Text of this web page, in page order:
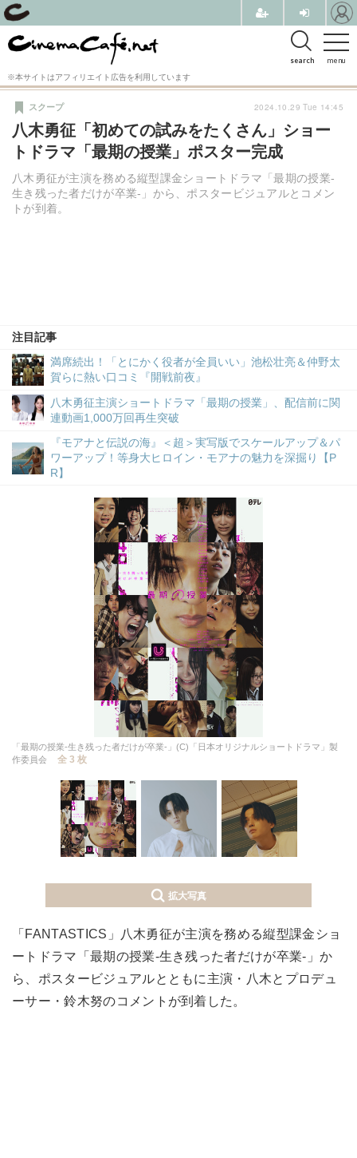
menu
search
※本サイトはアフィリエイト広告を利用しています
八木勇征「初めての試みをたくさん」ショー
トドラマ「最期の授業」ポスター完成
八木勇征が主演を務める縦型課金ショートドラマ「最期の授業-
生き残った者だけが卒業-」から、ポスタービジュアルとコメン
トが到着。
スクープ
注目記事
満席続出！「とにかく役者が全員いい」池松壮亮＆仲野太
賀らに熱い口コミ『開戦前夜』
八木勇征主演ショートドラマ「最期の授業」、配信前に関
連動画1,000万回再生突破
『モアナと伝説の海』＜超＞実写版でスケールアップ＆パ
ワーアップ！等身大ヒロイン・モアナの魅力を深掘り【P
R】
2024.10.29 Tue 14:45
「最期の授業-生き残った者だけが卒業-」(C)「日本オリジナルショートドラマ」製
作委員会
全 3 枚
拡大写真
「FANTASTICS」八木勇征が主演を務める縦型課金ショ
ートドラマ「最期の授業-生き残った者だけが卒業-」か
ら、ポスタービジュアルとともに主演・八木とプロデュ
ーサー・鈴木努のコメントが到着した。